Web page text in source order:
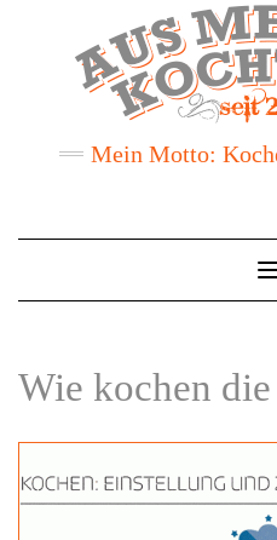
Mein Motto:
Wie kochen